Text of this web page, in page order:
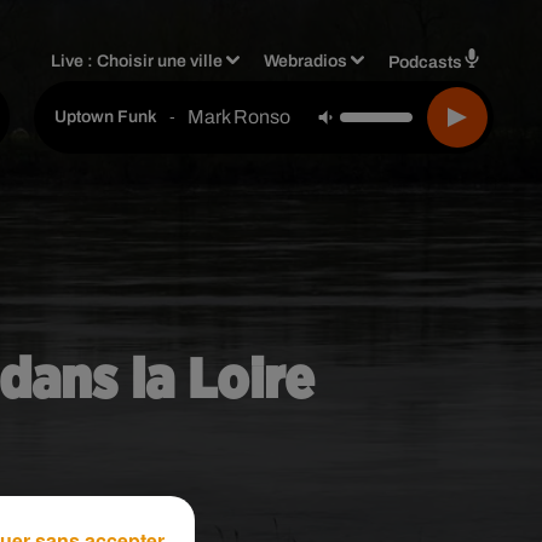
Live :Choisir une ville Webradios Podcasts
Uptown Funk - Mark Ronson Feat. Bruno Mars
la Loire